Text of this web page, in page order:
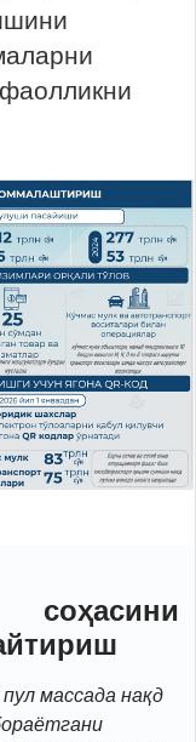
массада нақд